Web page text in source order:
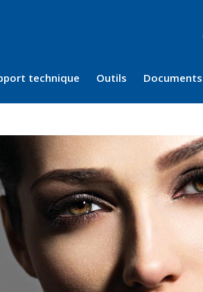
technique Outils Documents